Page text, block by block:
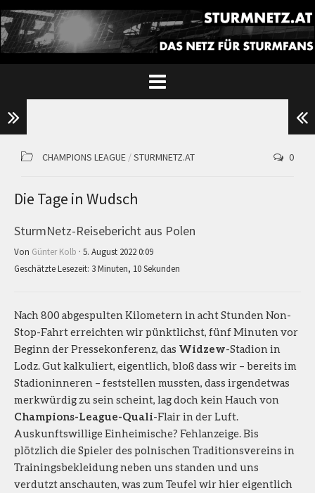
CHAMPIONS LEAGUE /STURMNETZ.AT 0
Die Tage in Wudsch
SturmNetz-Reisebericht aus Polen
Von Günter Kolb · 5. August 2022 0:09
Geschätzte Lesezeit: 3 Minuten, 10 Sekunden
Nach 800 abgespulten Kilometern in acht Stunden Non-
Stop-Fahrt erreichten wir pünktlichst, fünf Minuten vor
Beginn der Pressekonferenz, das Widzew-Stadion in
Lodz. Gut kalkuliert, eigentlich, bloß dass wir – bereits im
Stadioninneren – feststellen mussten, dass irgendetwas
merkwürdig zu sein scheint, lag doch kein Hauch von
Champions-League-Quali-Flair in der Luft.
Auskunftswillige Einheimische? Fehlanzeige. Bis
plötzlich die Spieler des polnischen Traditionsvereins in
Trainingsbekleidung neben uns standen und uns
verdutzt anschauten, was zum Teufel wir hier eigentlich